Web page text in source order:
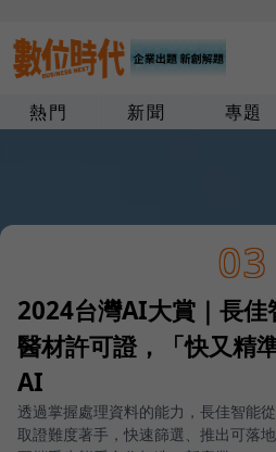
熱門 新聞 專題
03
2024台灣AI大賞｜長
醫材許可證，「快又精
AI
透過掌握處理資料的能力，長佳智能
取證難度著手，快速篩選、推出可落